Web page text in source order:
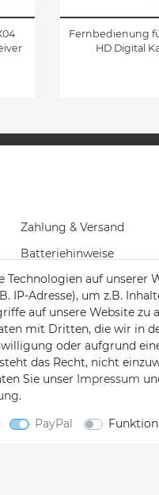
Fernbedienung
HD Digital
Zahlung & Versand
Batteriehinweise
Technologien auf unserer
IP-Adresse), um z.B.
auf unsere Website
mit Dritten, die wir in
oder aufgrund
das Recht, nicht
Sie unser Impressum
.
PayPal